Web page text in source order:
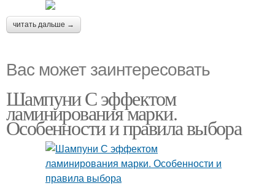
читать дальше →
Вас может заинтересовать
Шампуни С эффектом
ламинирования марки.
Особенности и правила выбора